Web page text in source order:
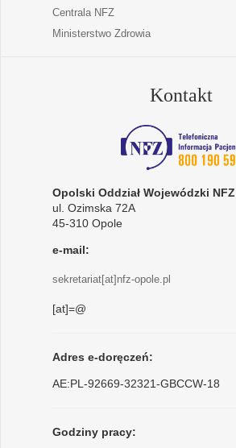
Centrala NFZ
Ministerstwo Zdrowia
Kontakt
Opolski Oddział Wojewódzki NFZ
ul. Ozimska 72A
45-310 Opole
e-mail:
sekretariat[at]nfz-opole.pl
[at]=@
Adres e-doręczeń:
AE:PL-92669-32321-GBCCW-18
Godziny pracy: